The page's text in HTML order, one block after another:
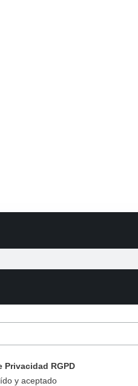
Privacidad RGPD
y aceptado